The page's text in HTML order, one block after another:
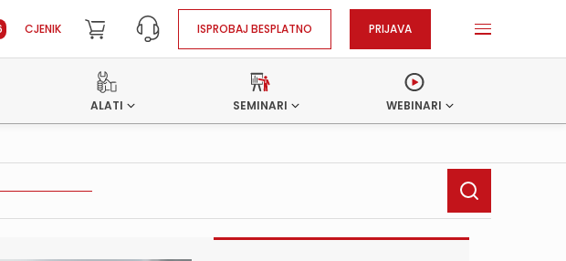
CJENIK ISPROBAJ BESPLATNO PRIJAVA
ALATI SEMINARI WEBINARI